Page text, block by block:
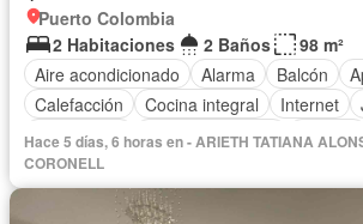
Puerto Colombia
2 Habitaciones
2 Baños
98 m²
Aire acondicionado
Alarma Balcón
Calefacción
Cocina integral Internet
Gas natural
Vista panorámica Terraza
Tanque de agua
Acceso para personas con discapacidad
Hace 5 días, 6 horas en - ARIETH TATIANA
CORONELL